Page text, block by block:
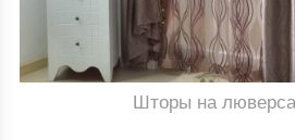
Шторы на